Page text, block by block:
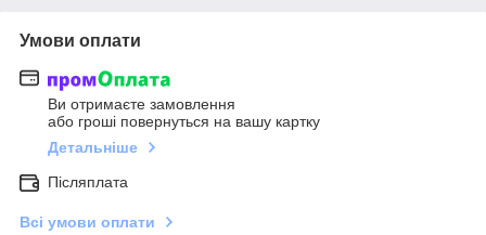
Умови оплати
Ви отримаєте замовлення
або гроші повернуться на вашу картку
Детальніше
Післяплата
Всі умови оплати